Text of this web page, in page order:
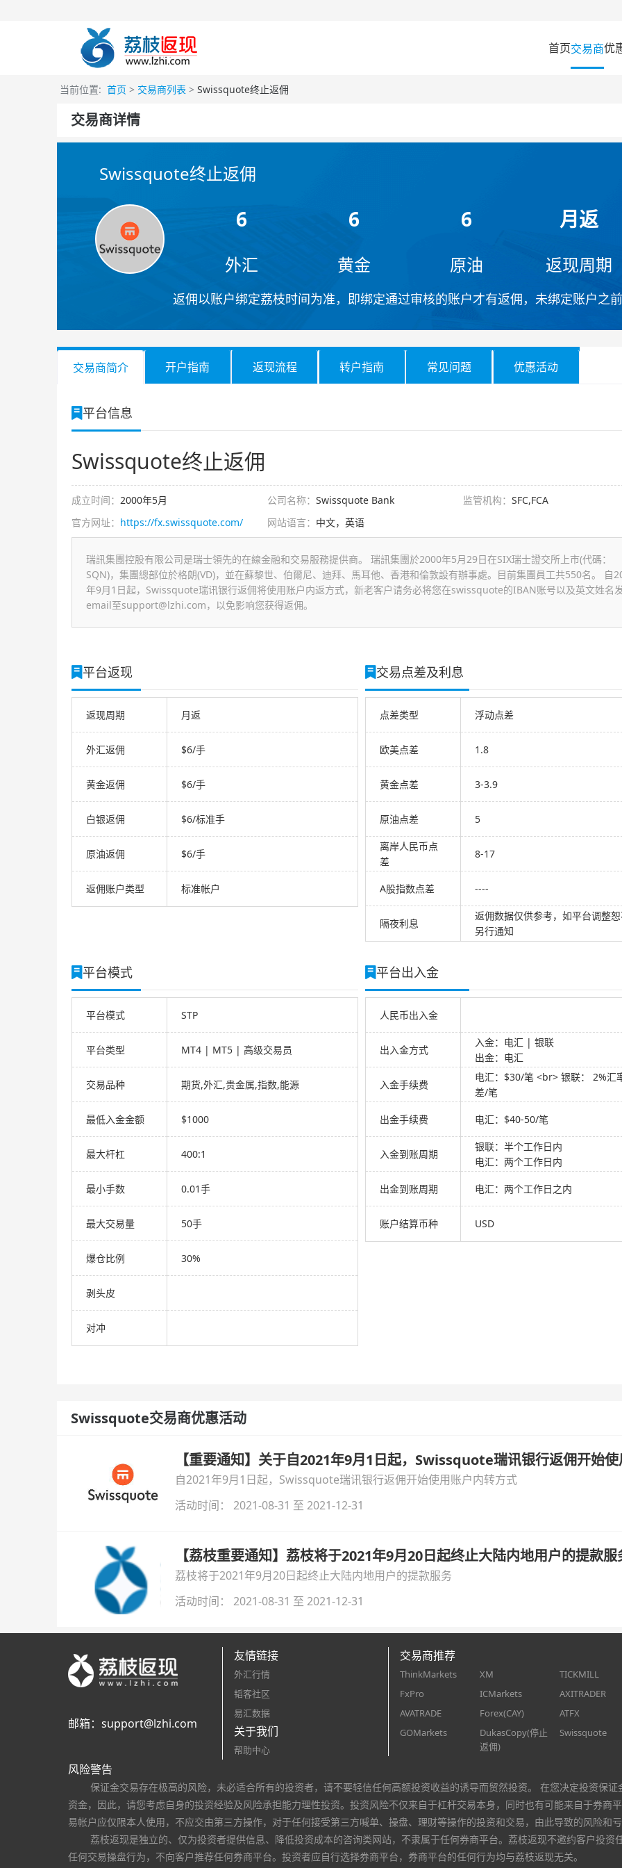
首页交易商优
当前位置: 首页 > 交易商列表 > Swissquote终止返佣
交易商详情
Swissquote终止返佣
6
外汇
6
黄金
6
原油
月返
返现周期
返佣以账户绑定荔枝时间为准，即绑定通过审核的账户才有返佣，未绑定账户之
交易商简介 开户指南 返现流程 转户指南 常见问题 优惠活动
平台信息
Swissquote终止返佣
成立时间： 2000年5月 公司名称： Swissquote Bank 监管机构： SFC,FCA
官方网址： https://fx.swissquote.com/ 网站语言： 中文，英语
瑞訊集團控股有限公司是瑞士領先的在線金融和交易服務提供商。 瑞訊集團於2000年5月29日在SIX瑞士證交所上市(代碼：
SQN)，集團總部位於格朗(VD)，並在蘇黎世、伯爾尼、迪拜、馬耳他、香港和倫敦設有辦事處。目前集團員工共550名。 自
年9月1日起，Swissquote瑞讯银行返佣将使用账户内返方式，新老客户请务必将您在swissquote的IBAN账号以及英文姓名
email至support@lzhi.com，以免影响您获得返佣。
平台返现
返现周期 月返
外汇返佣 $6/手
黄金返佣 $6/手
白银返佣 $6/标准手
原油返佣 $6/手
返佣账户类型 标准帐户
交易点差及利息
点差类型 浮动点差
欧美点差 1.8
黄金点差 3-3.9
原油点差 5
离岸人民币点
差
8-17
A股指数点差 ----
隔夜利息
返佣数据仅供参考，如平台调整
另行通知
平台模式
平台模式 STP
平台类型 MT4 | MT5 | 高级交易员
交易品种 期货,外汇,贵金属,指数,能源
最低入金金额 $1000
最大杆杠 400:1
最小手数 0.01手
最大交易量 50手
爆仓比例 30%
剥头皮
对冲
平台出入金
人民币出入金
出入金方式
入金：电汇 | 银联
出金：电汇
入金手续费
电汇：$30/笔 <br> 银联： 2%汇
差/笔
出金手续费 电汇：$40-50/笔
入金到账周期
银联：半个工作日内
电汇：两个工作日内
出金到账周期 电汇：两个工作日之内
账户结算币种 USD
Swissquote交易商优惠活动
【重要通知】关于自2021年9月1日起，Swissquote瑞讯银行返佣开始
自2021年9月1日起，Swissquote瑞讯银行返佣开始使用账户内转方式
活动时间： 2021-08-31 至 2021-12-31
【荔枝重要通知】荔枝将于2021年9月20日起终止大陆内地用户的提款服
荔枝将于2021年9月20日起终止大陆内地用户的提款服务
活动时间： 2021-08-31 至 2021-12-31
邮箱： support@lzhi.com
友情链接
外汇行情
韬客社区
易汇数据
关于我们
帮助中心
交易商推荐
ThinkMarkets XM
TICKMILL
FxPro
ICMarkets
AXITRADER
AVATRADE
Forex(CAY)
ATFX
GOMarkets
DukasCopy(停止
返佣)
Swissquote
风险警告
保证金交易存在极高的风险，未必适合所有的投资者，请不要轻信任何高额投资收益的诱导而贸然投资。 在您决定投资保
资金，因此，请您考虑自身的投资经验及风险承担能力理性投资。投资风险不仅来自于杠杆交易本身，同时也有可能来自于券商
易帐户应仅限本人使用，不应交由第三方操作，对于任何接受第三方喊单、操盘、理财等操作的投资和交易，由此导致的风险和
荔枝返现是独立的、仅为投资者提供信息、降低投资成本的咨询类网站，不隶属于任何券商平台。荔枝返现不邀约客户投
任何交易操盘行为，不向客户推荐任何券商平台。投资者应自行选择券商平台，券商平台的任何行为均与荔枝返现无关。